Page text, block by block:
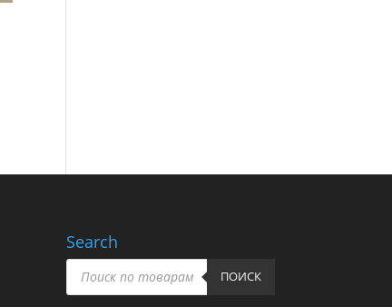
Search
Пошук
товарів ПОИСК